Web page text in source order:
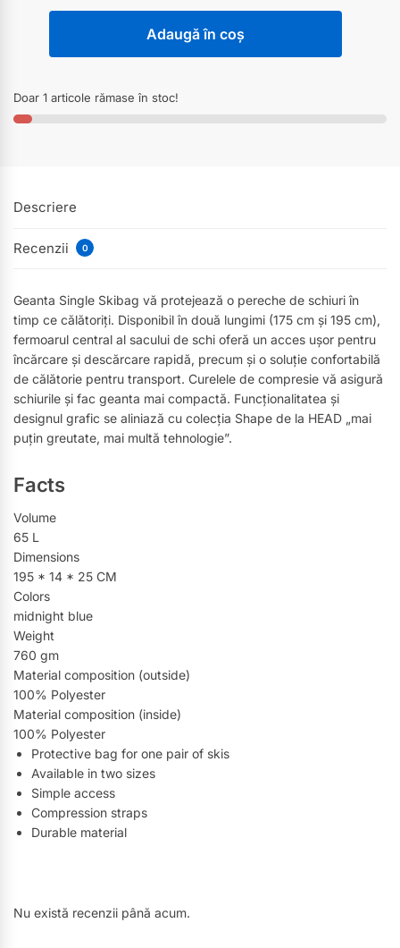
Adaugă în coș
Doar 1 articole rămase în stoc!
Descriere
Recenzii 0
Geanta Single Skibag vă protejează o pereche de schiuri în
timp ce călătoriți. Disponibil în două lungimi (175 cm și 195 cm),
fermoarul central al sacului de schi oferă un acces ușor pentru
încărcare și descărcare rapidă, precum și o soluție confortabilă
de călătorie pentru transport. Curelele de compresie vă asigură
schiurile și fac geanta mai compactă. Funcționalitatea și
designul grafic se aliniază cu colecția Shape de la HEAD „mai
puțin greutate, mai multă tehnologie”.
Facts
Volume
65 L
Dimensions
195 * 14 * 25 CM
Colors
midnight blue
Weight
760 gm
Material composition (outside)
100% Polyester
Material composition (inside)
100% Polyester
Protective bag for one pair of skis
Available in two sizes
Simple access
Compression straps
Durable material
Nu există recenzii până acum.